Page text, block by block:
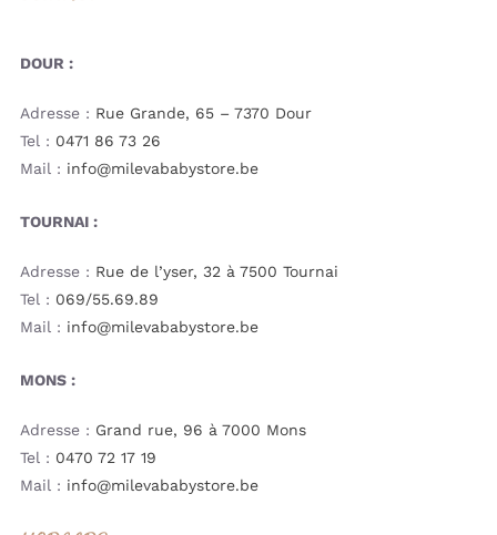
DOUR :
Adresse : Rue Grande, 65 – 7370 Dour
Tel : 0471 86 73 26
Mail : info@milevababystore.be
TOURNAI :
Adresse : Rue de l’yser, 32 à 7500 Tournai
Tel : 069/55.69.89
Mail : info@milevababystore.be
MONS :
Adresse : Grand rue, 96 à 7000 Mons
Tel : 0470 72 17 19
Mail : info@milevababystore.be